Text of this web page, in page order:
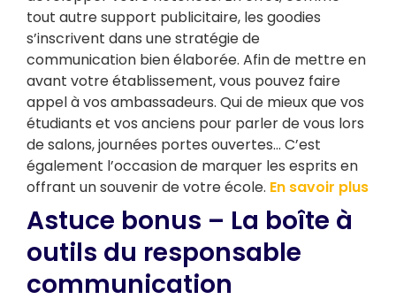
tout autre support publicitaire, les goodies
s’inscrivent dans une stratégie de
communication bien élaborée. Afin de mettre en
avant votre établissement, vous pouvez faire
appel à vos ambassadeurs. Qui de mieux que vos
étudiants et vos anciens pour parler de vous lors
de salons, journées portes ouvertes… C’est
également l’occasion de marquer les esprits en
offrant un souvenir de votre école. En savoir plus
Astuce bonus – La boîte à
outils du responsable
communication